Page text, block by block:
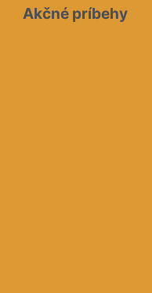
Akčné príbehy